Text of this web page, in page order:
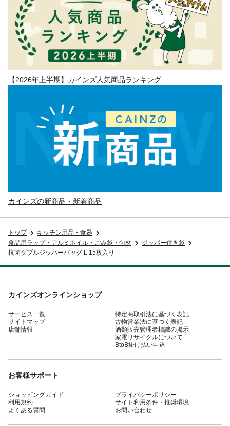
【2026年上半期】カインズ人気商品ランキング
カインズの新商品・新着商品
トップ
キッチン用品・食器
食品用ラップ・アルミホイル・ごみ袋・包材
ジッパー付き袋
抗菌ダブルジッパーバッグ L 15枚入り
カインズオンラインショップ
サービス一覧
サイトマップ
店舗情報
特定商取引法に基づく表記
古物営業法に基づく表記
酒類販売管理者標識の掲示
家電リサイクルについて
BtoB掛け払い申込
お客様サポート
ショッピングガイド
利用規約
よくある質問
プライバシーポリシー
サイト利用条件・推奨環境
お問い合わせ